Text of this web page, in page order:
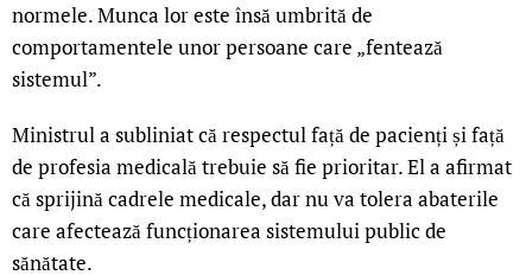
normele. Munca lor este însă umbrită de
comportamentele unor persoane care „fentează
sistemul”.
Ministrul a subliniat că respectul față de pacienți și față
de profesia medicală trebuie să fie prioritar. El a afirmat
că sprijină cadrele medicale, dar nu va tolera abaterile
care afectează funcționarea sistemului public de
sănătate.